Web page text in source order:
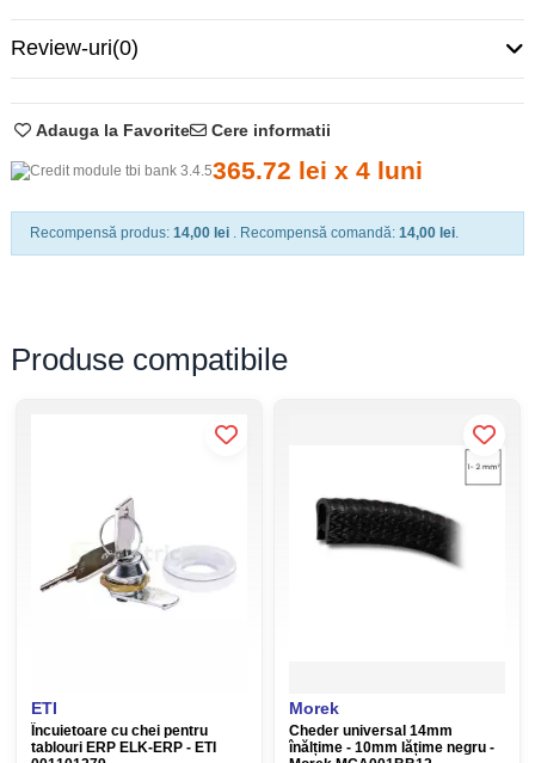
Adauga la Favorite
365.72 lei x 4 luni
Recompensă produs: 14,00 lei . Recompensă comandă: 14,00 lei
Cere informatii
Nivel Cutii aplicate IP40
Tensiunea nominală (V) 400
Tip montaj Incastrat
Grad de protecție IP IP 40
Glow wire test (°C) 650
Număr conexiuni terminale PE/N 48/66
Suprafață montaj
Dimensiune Valoare
Review-uri(0)
Produse compatibile
ETI
Încuietoare cu chei pentru
tablouri ERP ELK-ERP - ETI
Morek
Cheder universal 14mm
înălțime - 10mm lățime negru -